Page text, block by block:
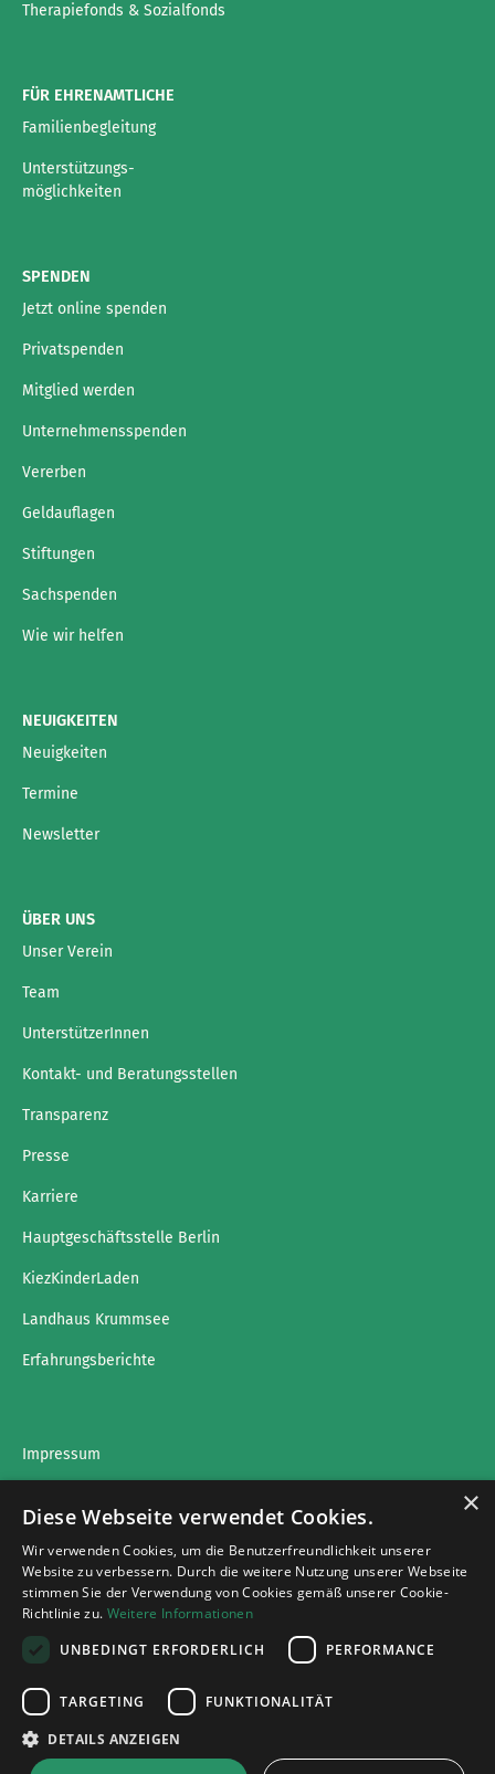
Therapiefonds & Sozialfonds
FÜR EHRENAMTLICHE
Familienbegleitung
Unterstützungs-
möglichkeiten
SPENDEN
Jetzt online spenden
Privatspenden
Mitglied werden
Unternehmensspenden
Vererben
Geldauflagen
Stiftungen
Sachspenden
Wie wir helfen
NEUIGKEITEN
Neuigkeiten
Termine
Newsletter
ÜBER UNS
Unser Verein
Team
UnterstützerInnen
Kontakt- und Beratungsstellen
Transparenz
Presse
Karriere
Hauptgeschäftsstelle Berlin
KiezKinderLaden
Landhaus Krummsee
Erfahrungsberichte
Impressum
© 2026 Kinderhilfe
Impressumg
Datenschutz
×
Diese Webseite verwendet Cookies.
Wir verwenden Cookies, um die Benutzerfreundlichkeit unserer
Website zu verbessern. Durch die weitere Nutzung unserer Webseite
stimmen Sie der Verwendung von Cookies gemäß unserer Cookie-
Richtlinie zu. Weitere Informationen
UNBEDINGT ERFORDERLICH
PERFORMANCE
TARGETING FUNKTIONALITÄT
DETAILS ANZEIGEN